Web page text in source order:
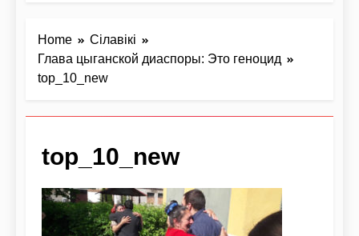
Home
Сілавікі
Глава цыганской диаспоры: Это геноцид
top_10_new
top_10_new